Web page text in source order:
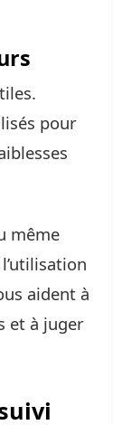
pour
même
aident à
et à juger